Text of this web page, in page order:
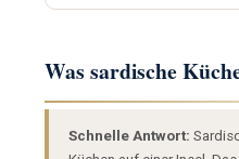
Was sardische
Schnelle Antwort: